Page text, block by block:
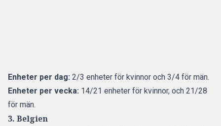
Enheter per dag: 2/3 enheter för kvinnor och 3/4 för män.
Enheter per vecka: 14/21 enheter för kvinnor, och 21/28
för män.
3. Belgien